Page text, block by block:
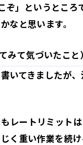
ぞ」というところ
なと思います。
みて気づいたこと）
いてきましたが、
レートリミットは
く重い作業を続